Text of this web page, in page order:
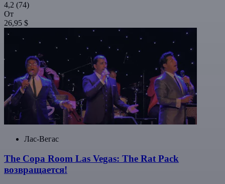
4,2 (74)
От
26,95 $
Лас-Вегас
The Copa Room Las Vegas: The Rat Pack
возвращается!